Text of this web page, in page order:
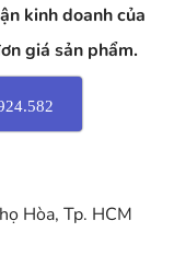
kinh doanh của
giá sản phẩm.
Hòa, Tp. HCM